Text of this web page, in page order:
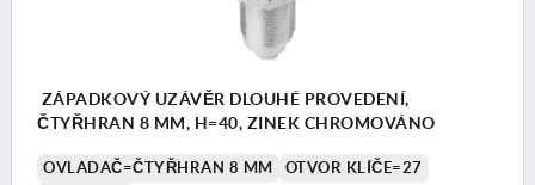
ZÁPADKOVÝ UZÁVĚR DLOUHÉ PROVEDENÍ,
ČTYŘHRAN 8 MM, H=40, ZINEK CHROMOVÁNO
OVLADAČ=ČTYŘHRAN 8 MM
OTVOR KLÍČE=27